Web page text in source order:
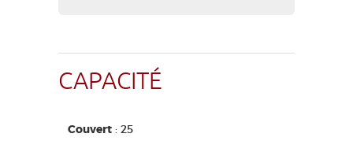
CAPACITÉ
Couvert : 25